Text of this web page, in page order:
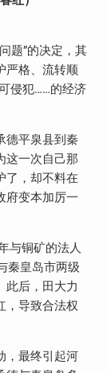
题”的决定，其
严格、流转顺
侵犯……的经济
德平泉县到秦
这一次自己那
了，却不料在
府变本加厉一
与铜矿的法人
秦皇岛市两级
此后，田大力
，导致合法权
，最终引起河